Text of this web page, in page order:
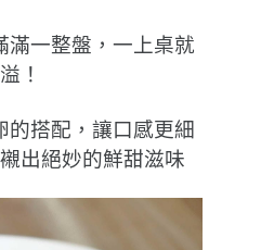
滿一整盤，一上桌就
！
搭配，讓口感更細
出絕妙的鮮甜滋味